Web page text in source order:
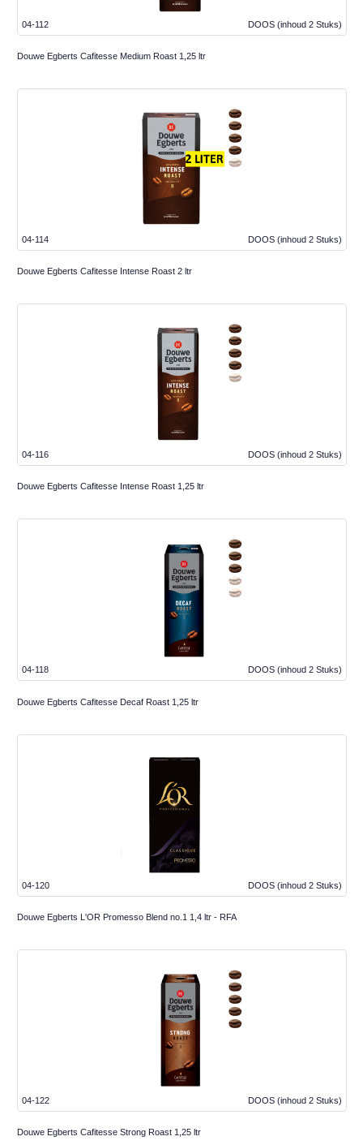
DOOS (inhoud 2 Stuks)
04-112
Douwe Egberts Cafitesse Medium Roast 1,25 ltr
DOOS (inhoud 2 Stuks)
04-114
Douwe Egberts Cafitesse Intense Roast 2 ltr
DOOS (inhoud 2 Stuks)
04-116
Douwe Egberts Cafitesse Intense Roast 1,25 ltr
DOOS (inhoud 2 Stuks)
04-118
Douwe Egberts Cafitesse Decaf Roast 1,25 ltr
DOOS (inhoud 2 Stuks)
04-120
Douwe Egberts L'OR Promesso Blend no.1 1,4 ltr - RFA
DOOS (inhoud 2 Stuks)
04-122
Douwe Egberts Cafitesse Strong Roast 1,25 ltr